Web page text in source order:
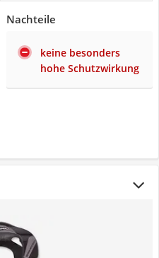
Nachteile
keine besonders
hohe Schutzwirkung